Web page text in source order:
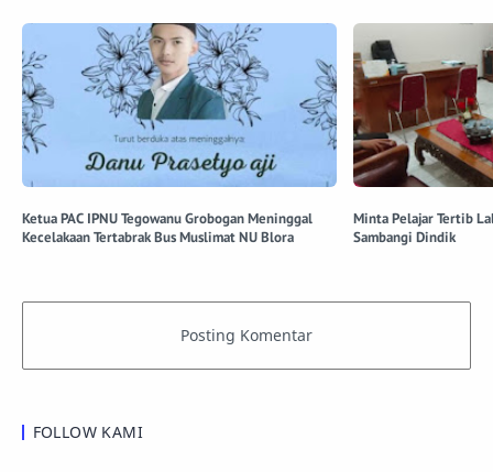
Ketua PAC IPNU Tegowanu Grobogan Meninggal
Kecelakaan Tertabrak Bus Muslimat NU Blora
Minta Pelajar Tertib
Sambangi Dindik
FOLLOW KAMI